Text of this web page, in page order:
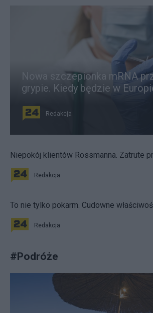
Nowa szczepionka mRNA
grypie. Kiedy będzie w
Redakcja
Niepokój klientów Rossmanna. Zatrute
Redakcja
To nie tylko pokarm. Cudowne
Redakcja
#Podróże